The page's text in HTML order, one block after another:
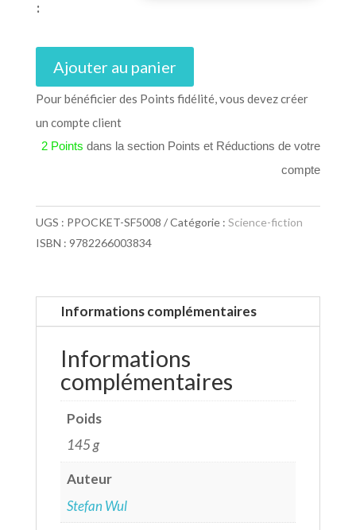
:
Ajouter au panier
Pour bénéficier des Points fidélité, vous devez créer
un compte client
2 Points dans la section Points et Réductions de votre
compte
UGS : PPOCKET-SF5008 Catégorie : Science-fiction
ISBN : 9782266003834
Informations complémentaires
Informations
complémentaires
Poids
145 g
Auteur
Stefan Wul